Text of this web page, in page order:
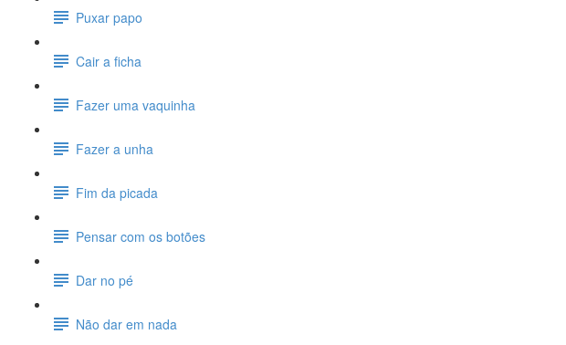
Puxar papo
Cair a ficha
Fazer uma vaquinha
Fazer a unha
Fim da picada
Pensar com os botões
Dar no pé
Não dar em nada